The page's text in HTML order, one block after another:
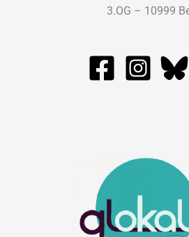
3.OG – 10999